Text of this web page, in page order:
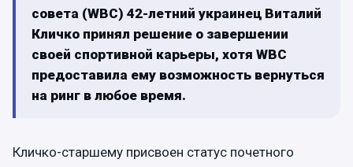
совета (WBC) 42-летний украинец Виталий
Кличко принял решение о завершении
своей спортивной карьеры, хотя WBC
предоставила ему возможность вернуться
на ринг в любое время.
Кличко-старшему присвоен статус почетного